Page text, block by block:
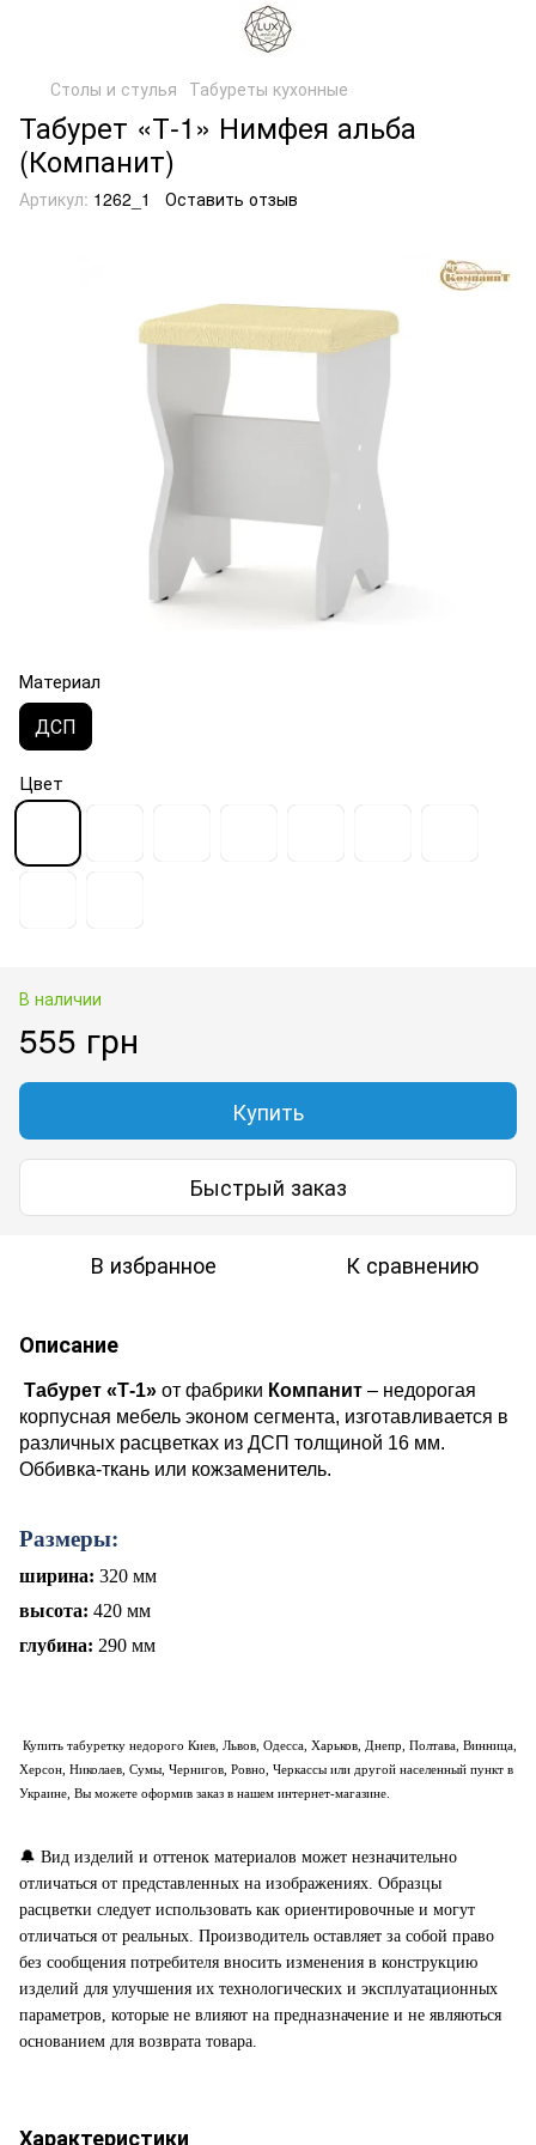
Столы и стулья Табуреты кухонные
Табурет «Т-1» Нимфея альба
(Компанит)
Артикул: 1262_1 Оставить отзыв
Материал
ДСП
Цвет
В наличии
555 грн
Купить
Быстрый заказ
В избранное К сравнению
Описание
Табурет «Т-1» от фабрики Компанит – недорогая
корпусная мебель эконом сегмента, изготавливается в
различных расцветках из ДСП толщиной 16 мм.
Оббивка-ткань или кожзаменитель.
Размеры:
ширина: 320 мм
высота: 420 мм
глубина: 290 мм
Купить табуретку недорого Киев, Львов, Одесса, Харьков, Днепр, Полтава, Винница,
Херсон, Николаев, Сумы, Чернигов, Ровно, Черкассы или другой населенный пункт в
Украине, Вы можете оформив заказ в нашем интернет-магазине.
🔔 Вид изделий и оттенок материалов может незначительно
отличаться от представленных на изображениях. Образцы
расцветки следует использовать как ориентировочные и могут
отличаться от реальных. Производитель оставляет за собой право
без сообщения потребителя вносить изменения в конструкцию
изделий для улучшения их технологических и эксплуатационных
параметров, которые не влияют на предназначение и не являються
основанием для возврата товара.
Характеристики